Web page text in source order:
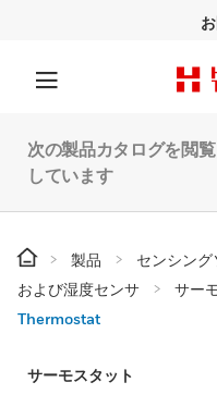
次の製品カタログを閲覧
しています
製品 センシン
および湿度センサ
サー
Thermostat
サーモスタット